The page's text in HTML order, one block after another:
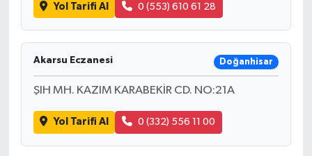
Yol Tarifi Al 0 (553) 610 61 28
Akarsu Eczanesi Doğanhisar
ŞIH MH. KAZIM KARABEKİR CD. NO:21A
Yol Tarifi Al 0 (332) 556 11 00